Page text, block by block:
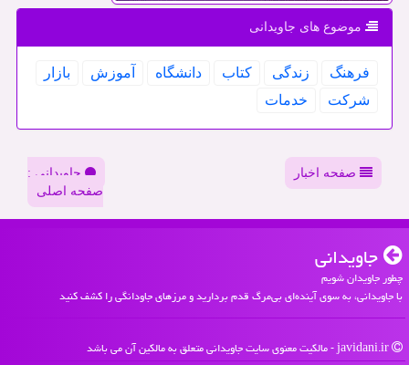
موضوع های جاویدانی
فرهنگ زندگی كتاب دانشگاه آموزش
بازار
شركت
خدمات
صفحه اخبار
جاویدانی :
صفحه اصلی
جاویدانی
چطور جاویدان شویم
با جاویدانی، به سوی آینده‌ای بی‌مرگ قدم بردارید و مرزهای جاودانگی را کشف کنید